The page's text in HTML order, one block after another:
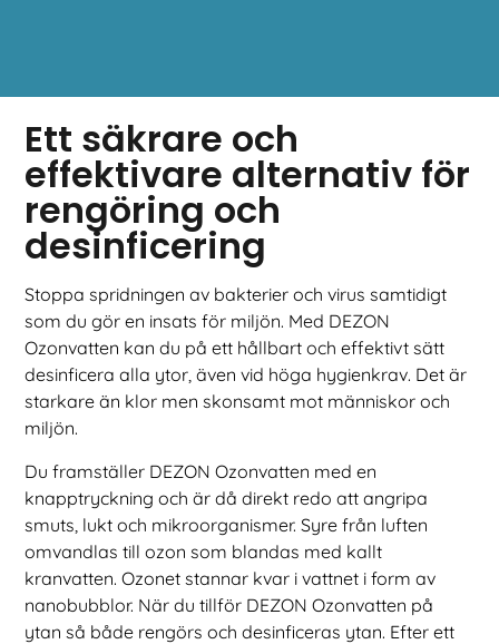
Ett säkrare och
effektivare alternativ för
rengöring och
desinficering
Stoppa spridningen av bakterier och virus samtidigt
som du gör en insats för miljön. Med DEZON
Ozonvatten kan du på ett hållbart och effektivt sätt
desinficera alla ytor, även vid höga hygienkrav. Det är
starkare än klor men skonsamt mot människor och
miljön.
Du framställer DEZON Ozonvatten med en
knapptryckning och är då direkt redo att angripa
smuts, lukt och mikroorganismer. Syre från luften
omvandlas till ozon som blandas med kallt
kranvatten. Ozonet stannar kvar i vattnet i form av
nanobubblor. När du tillför DEZON Ozonvatten på
ytan så både rengörs och desinficeras ytan. Efter ett